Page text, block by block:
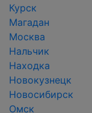
Курск
Магадан
Москва
Нальчик
Находка
Новокузнецк
Новосибирск
Омск